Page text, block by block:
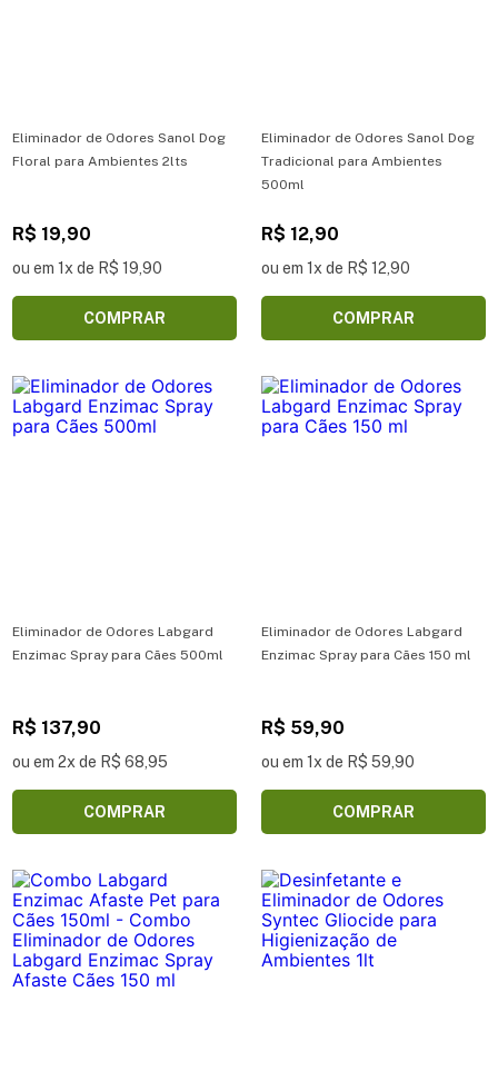
Eliminador de Odores Sanol Dog
Floral para Ambientes 2lts
R$ 19,90
ou em 1x de R$ 19,90
COMPRAR
Eliminador de Odores Sanol Dog
Tradicional para Ambientes
500ml
R$ 12,90
ou em 1x de R$ 12,90
COMPRAR
Eliminador de Odores Labgard
Enzimac Spray para Cães 500ml
R$ 137,90
ou em 2x de R$ 68,95
COMPRAR
Eliminador de Odores Labgard
Enzimac Spray para Cães 150 ml
R$ 59,90
ou em 1x de R$ 59,90
COMPRAR